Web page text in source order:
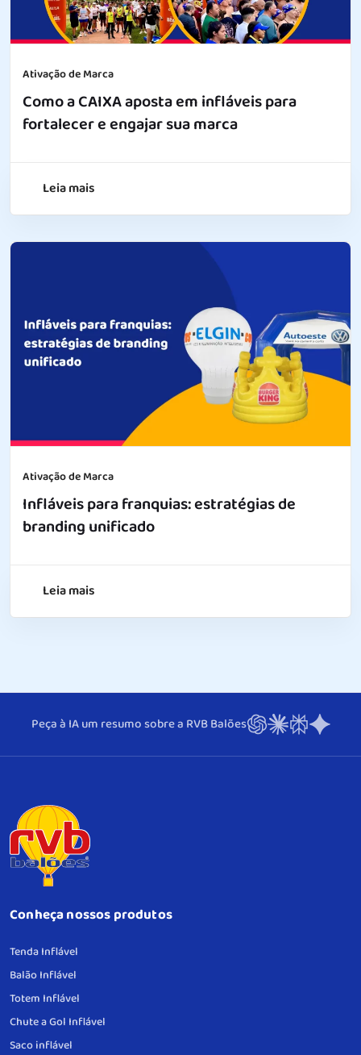
Ativação de Marca
Como a CAIXA aposta em infláveis para
fortalecer e engajar sua marca
Leia mais
Ativação de Marca
Infláveis para franquias: estratégias de
branding unificado
Leia mais
Peça à IA um resumo sobre a RVB Balões
Conheça nossos produtos
Tenda Inflável
Balão Inflável
Totem Inflável
Chute a Gol Inflável
Saco inflável